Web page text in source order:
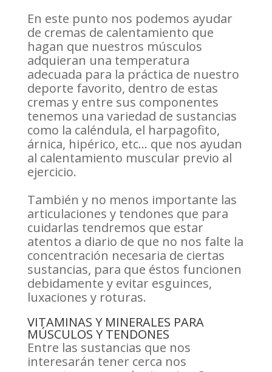
En este punto nos podemos ayudar
de cremas de calentamiento que
hagan que nuestros músculos
adquieran una temperatura
adecuada para la práctica de nuestro
deporte favorito, dentro de estas
cremas y entre sus componentes
tenemos una variedad de sustancias
como la caléndula, el harpagofito,
árnica, hipérico, etc… que nos ayudan
al calentamiento muscular previo al
ejercicio.
También y no menos importante las
articulaciones y tendones que para
cuidarlas tendremos que estar
atentos a diario de que no nos falte la
concentración necesaria de ciertas
sustancias, para que éstos funcionen
debidamente y evitar esguinces,
luxaciones y roturas.
VITAMINAS Y MINERALES PARA
MÚSCULOS Y TENDONES
Entre las sustancias que nos
interesarán tener cerca nos